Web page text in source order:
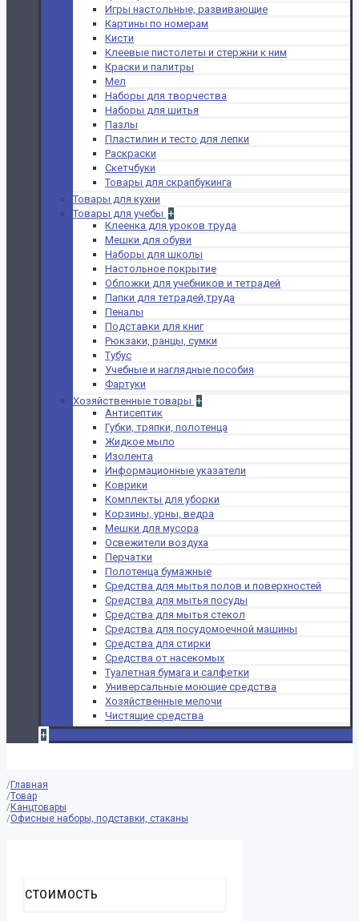
Игры настольные, развивающие
Картины по номерам
Кисти
Клеевые пистолеты и стержни к ним
Краски и палитры
Мел
Наборы для творчества
Наборы для шитья
Пазлы
Пластилин и тесто для лепки
Раскраски
Скетчбуки
Товары для скрапбукинга
Товары для кухни
Товары для учебы +
Клеенка для уроков труда
Мешки для обуви
Наборы для школы
Настольное покрытие
Обложки для учебников и тетрадей
Папки для тетрадей,труда
Пеналы
Подставки для книг
Рюкзаки, ранцы, сумки
Тубус
Учебные и наглядные пособия
Фартуки
Хозяйственные товары +
Антисептик
Губки, тряпки, полотенца
Жидкое мыло
Изолента
Информационные указатели
Коврики
Комплекты для уборки
Корзины, урны, ведра
Мешки для мусора
Освежители воздуха
Перчатки
Полотенца бумажные
Средства для мытья полов и поверхностей
Средства для мытья посуды
Средства для мытья стекол
Средства для посудомоечной машины
Средства для стирки
Средства от насекомых
Туалетная бумага и салфетки
Универсальные моющие средства
Хозяйственные мелочи
Чистящие средства
+
Главная
Товар
Канцтовары
Офисные наборы, подставки, стаканы
СТОИМОСТЬ